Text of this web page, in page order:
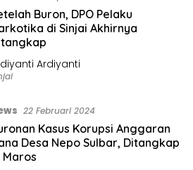
Buron, DPO Pelaku
di Sinjai Akhirnya
Ardiyanti
22 Februari 2024
Kasus Korupsi Anggaran
Desa Nepo Sulbar, Ditangkap
Maros